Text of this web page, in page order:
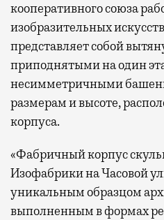
кооперативного союза
изобразительных
представляет собой
приподнятыми на один
несимметричными
размерам и высоте,
корпуса.
«Фабричный корпус
Изофабрики на Часовой
уникальным образцом
выполненным в формах